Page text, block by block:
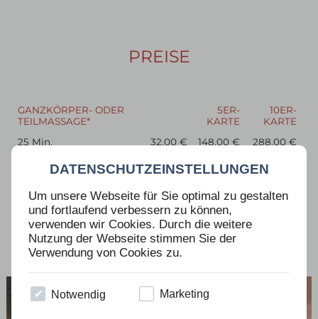
DATENSCHUTZEINSTELLUNGEN
Um unsere Webseite für Sie optimal zu gestalten
und fortlaufend verbessern zu können,
verwenden wir Cookies. Durch die weitere
Nutzung der Webseite stimmen Sie der
Verwendung von Cookies zu.
Notwendig Marketing
PREISE
GANZKÖRPER- ODER
TEILMASSAGE*
5ER-
KARTE
10ER-
KARTE
25 Min.
32,00 € 148,00 €
288,00 €
60 Min.
72,00 € 331,00 €
648,00 €
Privatkassenabrechnung ist möglich.